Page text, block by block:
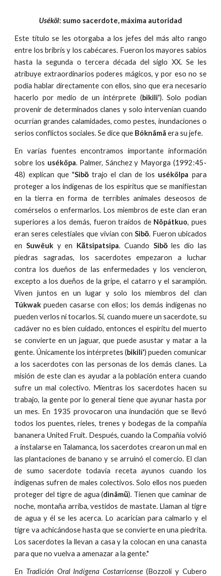
Uséköl: sumo sacerdote, máxima autoridad
Este título se les otorgaba a los jefes del más alto rango
entre los bribris y los cabécares. Fueron los mayores sabios
hasta la segunda o tercera década del siglo XX. Se les
atribuye extraordinarios poderes mágicos, y por eso no se
podía hablar directamente con ellos, sino que era necesario
hacerlo por medio de un intérprete (bikili'). Solo podían
provenir de determinados clanes y solo intervenían cuando
ocurrían grandes calamidades, como pestes, inundaciones o
serios conflictos sociales. Se dice que Bóknãmã era su jefe.
En varias fuentes encontramos importante información
sobre los uséköpa. Palmer, Sánchez y Mayorga (1992:45-
48) explican que "Sibö̀ trajo el clan de los usékölpa para
proteger a los indígenas de los espíritus que se manifiestan
en la tierra en forma de terribles animales deseosos de
comérselos o enfermarlos. Los miembros de este clan eran
superiores a los demás, fueron traídos de Nõpátkuo, pues
eran seres celestiales que vivían con Sibö̀. Fueron ubicados
enSuwëuk y en Kã́tsipatsipa. Cuando Sibö̀les dio las
piedras sagradas, los sacerdotes empezaron a luchar
contra los dueños de las enfermedades y los vencieron,
excepto a los dueños de la gripe, el catarro y el sarampión.
Viven juntos en un lugar y solo los miembros del clan
Túkwak pueden casarse con ellos; los demás indígenas no
pueden verlos ni tocarlos. Si, cuando muere un sacerdote, su
cadáver no es bien cuidado, entonces el espíritu del muerto
se convierte en un jaguar, que puede asustar y matar a la
gente. Únicamente los intérpretes (bikili') pueden comunicar
a los sacerdotes con las personas de los demás clanes. La
misión de este clan es ayudar a la población entera cuando
sufre un mal colectivo. Mientras los sacerdotes hacen su
trabajo, la gente por lo general tiene que ayunar hasta por
un mes. En 1935 provocaron una inundación que se llevó
todos los puentes, rieles, trenes y bodegas de la compañía
bananera United Fruit. Después, cuando la Compañía volvió
a instalarse en Talamanca, los sacerdotes crearon un mal en
las plantaciones de banano y se arruinó el comercio. El clan
de sumo sacerdote todavía receta ayunos cuando los
indígenas sufren de males colectivos. Solo ellos nos pueden
proteger del tigre de agua (dìnãmũ). Tienen que caminar de
noche, montaña arriba, vestidos de mastate. Llaman al tigre
de agua y él se les acerca. Lo acarician para calmarlo y el
tigre va achicándose hasta que se convierte en una piedrita.
Los sacerdotes la llevan a casa y la colocan en una canasta
para que no vuelva a amenazar a la gente."
En Tradición Oral Indígena Costarricense(Bozzoli y Cubero